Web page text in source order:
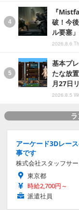
『
破！今
ル要塞
2026.8.6
基本プ
たな放
月27日
2026.8.5
アーケード3Dレー
事です
株式会社スタッフサ
東京都
時給2,700円～
派遣社員